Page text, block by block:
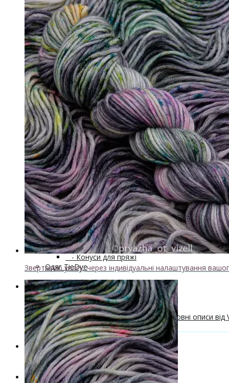
- Вовна 100%
- Вовна ягняти
- Кід мохер, альпака+
↘ KidLace, 70% Kid Mohair 30% Nylon,
↘ KidSilk, Super Kid Mohair Silk
↘ Альпака
- Мериносова вовна+
↘ Bliss 350м/100г (екстрафайн)
↘ Mavka, 220м/100г
- Пряжа змішаного складу+
↘ Charisma, 10% кашемир 90%
↘ Kable Aquarelle, Меринос Евкаліпт
↘ Like, 75% меринос естрафайн, 25%
↘ Nice, 50% Вовна 50% Акрил, 70м/
↘ Sock Tender, 80% меринос
↘ Sock, 75% Меринос 25% Нейлон,
- Шовк+
↘ Cleo, 50% шовк 50% меринос,
↘ Бурет, 100% буретный шовк, 190м/
Бобінна пряжа+
- Альпака
- Кашемир
- Мериносова вовна
- Пряжа з кід мохером
Майстер-класи та описи в'язаних моделей
Інструменти та аксессуари+
- Конуси для пряжі
Одяг TieDye
Блог про в'язання
Безкоштовні описи моделей
Галерея в'язаних виробів та безкоштовні описи від
Поради та рекомендації
Знижки
Новинки
Звертаємо увагу, через індивідуальні налаштування